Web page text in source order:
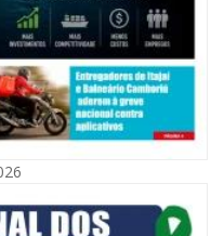
fortes e queda de